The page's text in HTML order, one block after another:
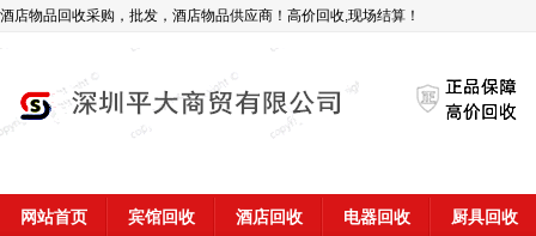
酒店物品回收采购，批发，酒店物品供应商！高价回收,现场结算！
网站首页 宾馆回收 酒店回收 电器回收 厨具回收